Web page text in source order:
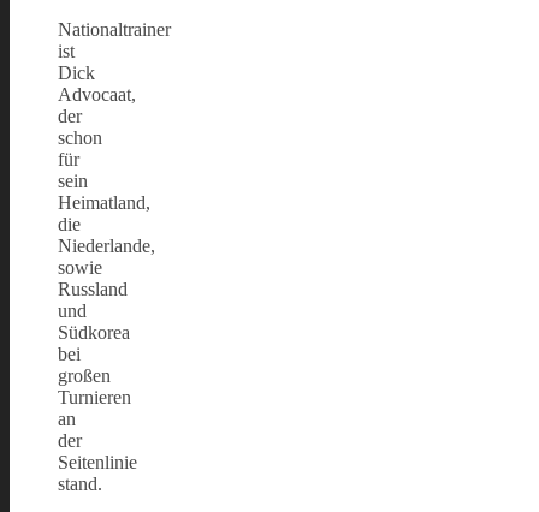
Nationaltrainer
ist
Dick
Advocaat,
der
schon
für
sein
Heimatland,
die
Niederlande,
sowie
Russland
und
Südkorea
bei
großen
Turnieren
an
der
Seitenlinie
stand.